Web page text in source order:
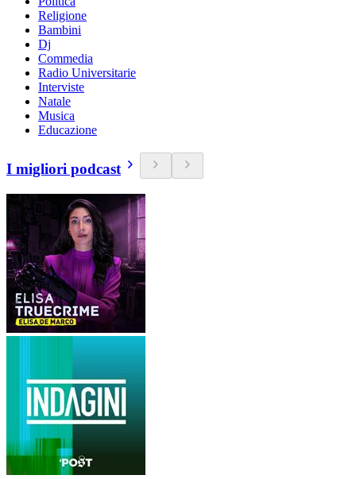
Religione
Bambini
Dj
Commedia
Radio Universitarie
Interviste
Natale
Musica
Educazione
I migliori podcast